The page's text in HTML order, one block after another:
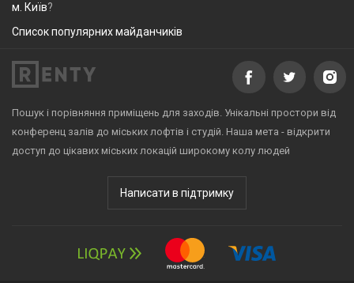
м. Київ?
Список популярних майданчиків
Пошук і порівняння приміщень для заходів. Унікальні простори від
конференц залів до міських лофтів і студій. Наша мета - відкрити
доступ до цікавих міських локацій широкому колу людей
Написати в підтримку